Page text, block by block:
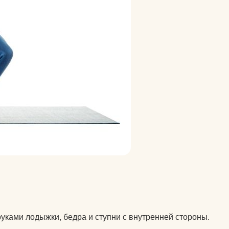
лодыжки, бедра и ступни с внутренней стороны.